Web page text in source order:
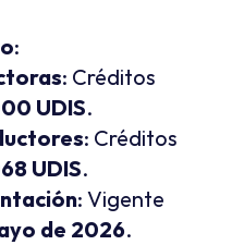
:
: Créditos
UDIS.
: Créditos
UDIS.
: Vigente
de 2026.